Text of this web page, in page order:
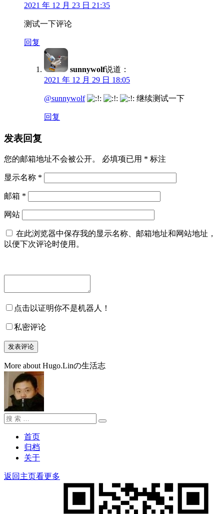
2021 年 12 月 23 日 21:35
测试一下评论
回复
sunnywolf说道：
2021 年 12 月 29 日 18:05
@sunnywolf 继续测试一下
回复
发表回复
您的邮箱地址不会被公开。 必填项已用 * 标注
显示名称 *
邮箱 *
网站
在此浏览器中保存我的显示名称、邮箱地址和网站地址，
以便下次评论时使用。
点击以证明你不是机器人！
私密评论
More about Hugo.Linの生活志
搜
搜
首页
归档
关于
返回主页看更多